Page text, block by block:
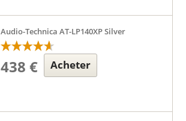
Audio-Technica AT-LP140XP Silver
438 € Acheter